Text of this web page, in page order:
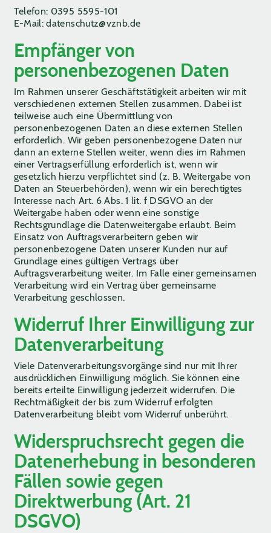
Telefon: 0395 5595-101
E-Mail: datenschutz@vznb.de
Empfänger von
personenbezogenen Daten
Im Rahmen unserer Geschäftstätigkeit arbeiten wir mit
verschiedenen externen Stellen zusammen. Dabei ist
teilweise auch eine Übermittlung von
personenbezogenen Daten an diese externen Stellen
erforderlich. Wir geben personenbezogene Daten nur
dann an externe Stellen weiter, wenn dies im Rahmen
einer Vertragserfüllung erforderlich ist, wenn wir
gesetzlich hierzu verpflichtet sind (z. B. Weitergabe von
Daten an Steuerbehörden), wenn wir ein berechtigtes
Interesse nach Art. 6 Abs. 1 lit. f DSGVO an der
Weitergabe haben oder wenn eine sonstige
Rechtsgrundlage die Datenweitergabe erlaubt. Beim
Einsatz von Auftragsverarbeitern geben wir
personenbezogene Daten unserer Kunden nur auf
Grundlage eines gültigen Vertrags über
Auftragsverarbeitung weiter. Im Falle einer gemeinsamen
Verarbeitung wird ein Vertrag über gemeinsame
Verarbeitung geschlossen.
Widerruf Ihrer Einwilligung zur
Datenverarbeitung
Viele Datenverarbeitungsvorgänge sind nur mit Ihrer
ausdrücklichen Einwilligung möglich. Sie können eine
bereits erteilte Einwilligung jederzeit widerrufen. Die
Rechtmäßigkeit der bis zum Widerruf erfolgten
Datenverarbeitung bleibt vom Widerruf unberührt.
Widerspruchsrecht gegen die
Datenerhebung in besonderen
Fällen sowie gegen
Direktwerbung (Art. 21
DSGVO)